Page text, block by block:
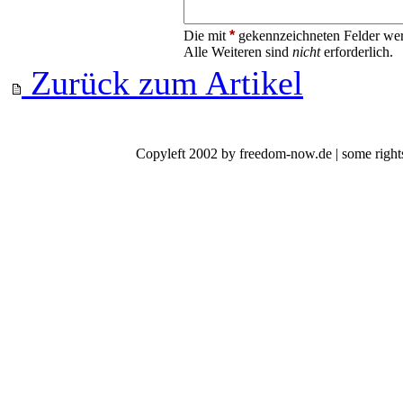
Die mit *gekennzeichneten Felder
Alle Weiteren sind nichterforderlich.
Zurück zum Artikel
Copyleft 2002 by freedom-now.de | some